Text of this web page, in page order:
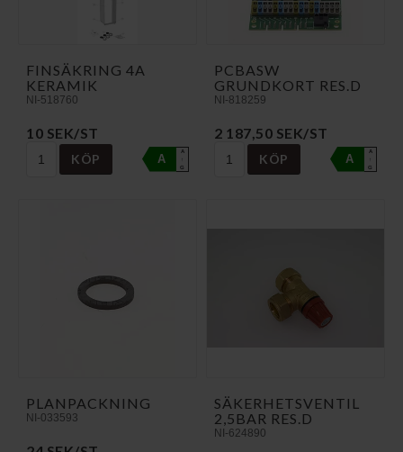
FINSÄKRING 4A
KERAMIK
NI-518760
10 SEK/ST
KÖP A
A
↑
G
PCBASW
GRUNDKORT RES.D
NI-818259
2 187,50 SEK/ST
KÖP A
A
↑
G
PLANPACKNING
NI-033593
SÄKERHETSVENTIL
2,5BAR RES.D
NI-624890